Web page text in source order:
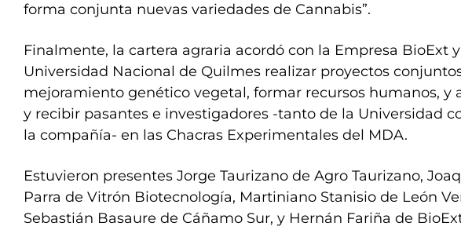
forma conjunta nuevas variedades de Cannabis”.
Finalmente, la cartera agraria acordó con la Empresa BioExt
Universidad Nacional de Quilmes realizar proyectos
mejoramiento genético vegetal, formar recursos humanos, y
y recibir pasantes e investigadores -tanto de la Universidad
la compañía- en las Chacras Experimentales del MDA.
Estuvieron presentes Jorge Taurizano de Agro Taurizano,
Parra de Vitrón Biotecnología, Martiniano Stanisio de León
Sebastián Basaure de Cáñamo Sur, y Hernán Fariña de